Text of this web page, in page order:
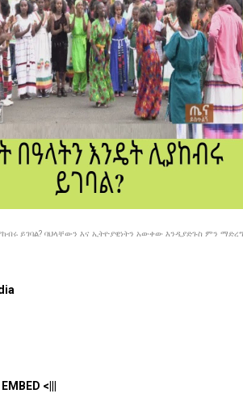
ይገባል? ባህላቸውን እና ኢትዮያዊነትን አውቀው እንዲያድጉስ ምን ማድረግ
<|||